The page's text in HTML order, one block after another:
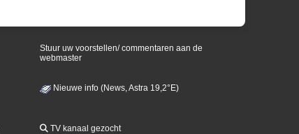
Stuur uw voorstellen/ commentaren aan de
webmaster
Nieuwe info (News, Astra 19,2°E)
TV kanaal gezocht